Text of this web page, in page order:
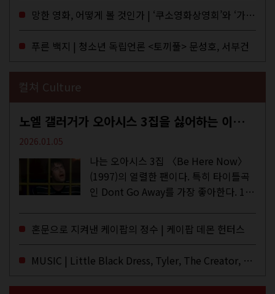
MD들의 고민 끝에 세상 밖으로 나온 종
이 잡지 어떤(otton). 지난해 12월...
망한 영화, 어떻게 볼 것인가 | ‘쿠소영화상영회’와 ‘가자미’의 이야기
푸른 백지 | 청소년 독립언론 <토끼풀> 문성호, 서부건
컬쳐 Culture
노엘 갤러거가 오아시스 3집을 싫어하는 이유 | DEFINITELY MAYBE, AGAIN
2026.01.05
나는 오아시스 3집 〈Be Here Now〉
(1997)의 열렬한 팬이다. 특히 타이틀곡
인 Dont Go Away를 가장 좋아한다. 15
이브·데모·부틀렉을 합쳐 3만 번 이상은
듣지 않았나 싶다. 이토록...
혼문으로 지켜낸 케이팝의 정수 | 케이팝 데몬 헌터스
MUSIC | Little Black Dress, Tyler, The Creator, Essie Jain